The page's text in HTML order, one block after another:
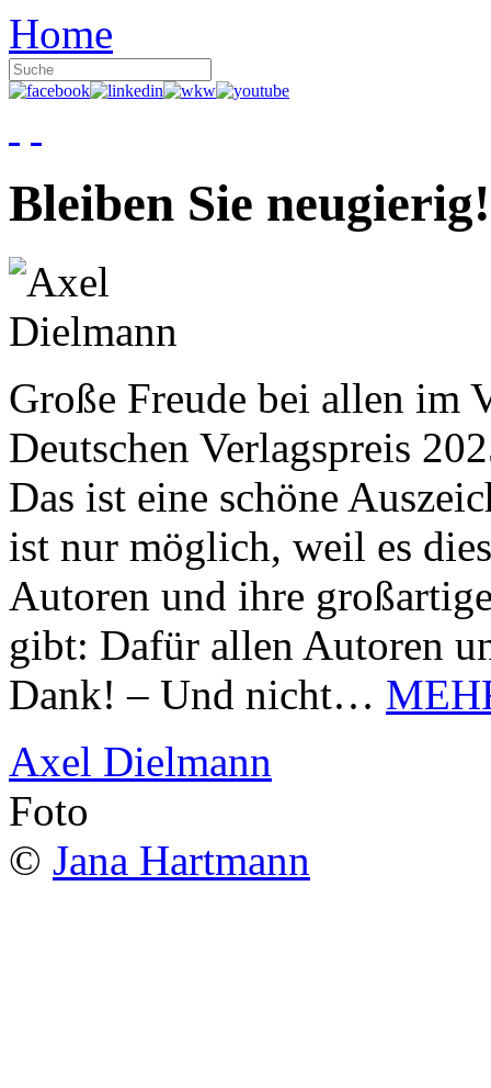
Home
Bleiben Sie neugierig!
Große Freude bei allen im
Deutschen Verlagspreis
Das ist eine schöne
ist nur möglich, weil es
Autoren und ihre
gibt: Dafür allen Autoren
Dank! – Und nicht…
Axel Dielmann
Foto
© Jana Hartmann